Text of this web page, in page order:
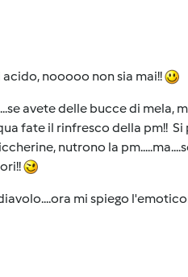
nooooo non sia mai!!
avete delle bucce di mela,
fate il rinfresco della pm!!
nutrono la
mi spiego